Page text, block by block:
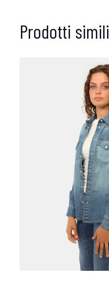
Prodotti simili